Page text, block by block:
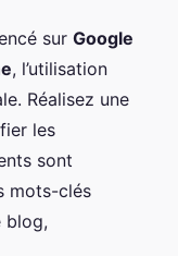
sur Google
, l’utilisation
Réalisez une
les
sont
mots-clés
blog,